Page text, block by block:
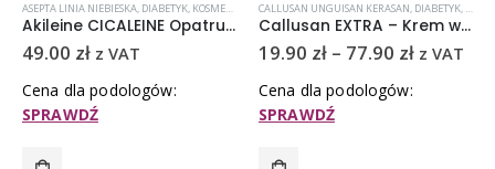
,SKÓRA WRAŻLIWA
ASEPTA LINIA NIEBIESKA, DIABETYK, KOSMETYKI I PREPARATY ZABIEGOWE ,OPATRUNKI,PĘKAJĄCE
Akileine CICALEINE Opatrunek do pęknięć 4 ml
49.00 zł z VAT
Cena dla podologów:
SPRAWDŹ
CALLUSAN UNGUISAN KERASAN, DIABETYK,
Callusan EXTRA – Krem w piance z mocznikiem 10%
19.90 zł – 77.90 zł z VAT
Cena dla podologów:
SPRAWDŹ